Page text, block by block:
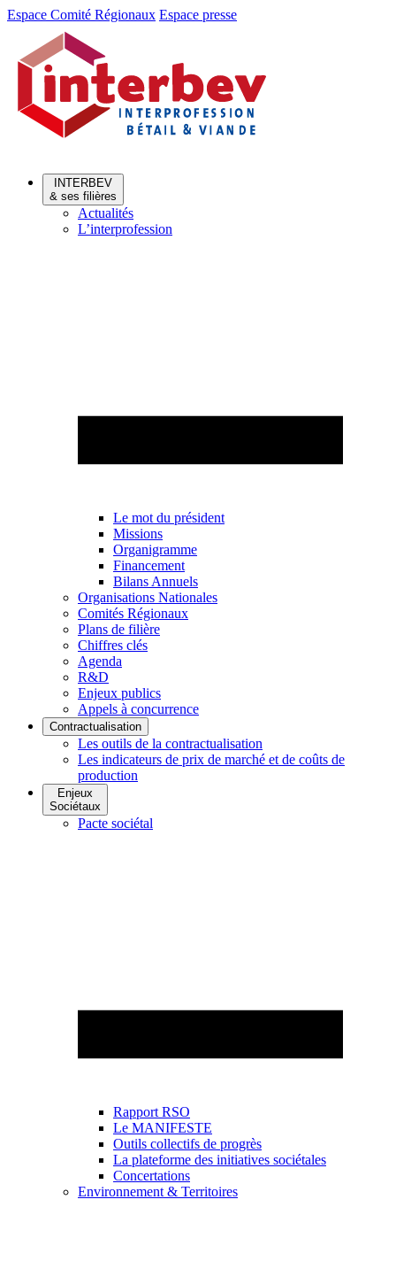
Aller
Aller
contenu
Espace Comité Régionaux Espace presse
INTERBEV
& ses filières
Actualités
L’interprofession
Le mot du président
Missions
Organigramme
Financement
Bilans Annuels
Organisations Nationales
Comités Régionaux
Plans de filière
Chiffres clés
Agenda
R&D
Enjeux publics
Appels à concurrence
Contractualisation
Les outils de la contractualisation
Les indicateurs de prix de marché et de coûts de
production
Enjeux
Sociétaux
Pacte sociétal
Rapport RSO
Le MANIFESTE
Outils collectifs de progrès
La plateforme des initiatives sociétales
Concertations
Environnement & Territoires